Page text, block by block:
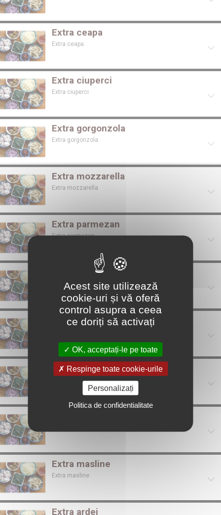
Extra ceapa
Extra ceapa
Extra ciuperci
Extra ciuperci
Extra gorgonzola
Extra gorgonzola
Extra mozzarella
Extra mozzarella
Extra parmezan
Extra parmezan
Extra piept de pui
Extra piept de pui
Extra porumb
Extra salam
Extra salam
Extra masline
Extra masline
Extra ardei
Acest site utilizează
cookie-uri și vă oferă
control asupra a ceea
ce doriți să activați
OK, acceptați-le pe toate
Respinge toate cookie-urile
Personalizați
Politica de confidentialitate